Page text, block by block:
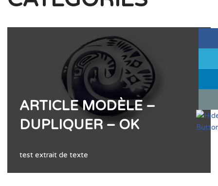
ARTICLE MODÈLE –
DUPLIQUER – OK
test extrait de texte